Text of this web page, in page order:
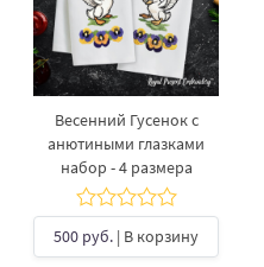
Весенний Гусенок с
анютиными глазками
набор - 4 размера
500 руб. | В корзину